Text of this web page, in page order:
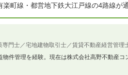
町線・都営地下鉄大江戸線の4路線が
門士／宅地建物取引士／賃貸不動産経営管理
件管理を経験。現在は株式会社高野不動産